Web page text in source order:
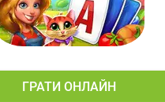
ГРАТИ ОНЛАЙН